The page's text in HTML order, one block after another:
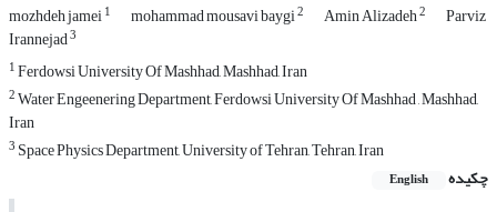
mozhdeh jamei1 mohammad mousavi baygi2 Amin Alizadeh2 Parviz
Irannejad3
1Ferdowsi University Of Mashhad, Mashhad, Iran
2Water Engeenering Department, Ferdowsi University Of Mashhad , Mashhad,
Iran
3 Space Physics Department, University of Tehran, Tehran, Iran
چکیده
English